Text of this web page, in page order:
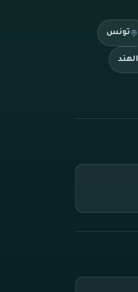
تونس
الهند